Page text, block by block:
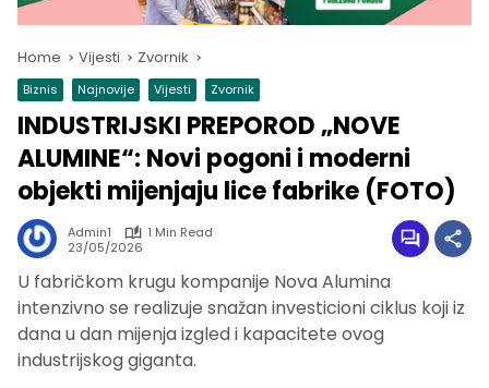
Home Vijesti Zvornik
Biznis Najnovije Vijesti Zvornik
INDUSTRIJSKI PREPOROD „NOVE
ALUMINE“: Novi pogoni i moderni
objekti mijenjaju lice fabrike (FOTO)
Admin1
1 Min Read
23/05/2026
U fabričkom krugu kompanije Nova Alumina
intenzivno se realizuje snažan investicioni ciklus koji iz
dana u dan mijenja izgled i kapacitete ovog
industrijskog giganta.